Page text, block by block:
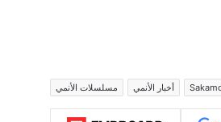
أخبار الأنمي مسلسلات الأنمي